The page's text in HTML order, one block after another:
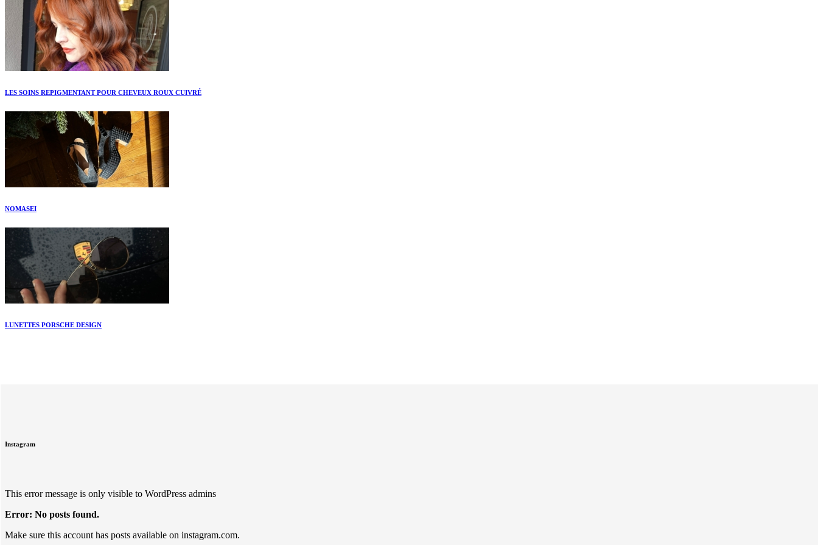
LES SOINS REPIGMENTANT POUR CHEVEUX ROUX CUIVRÉ
NOMASEI
LUNETTES PORSCHE DESIGN
Instagram
This error message is only visible to WordPress admins
Error: No posts found.
Make sure this account has posts available on instagram.com.